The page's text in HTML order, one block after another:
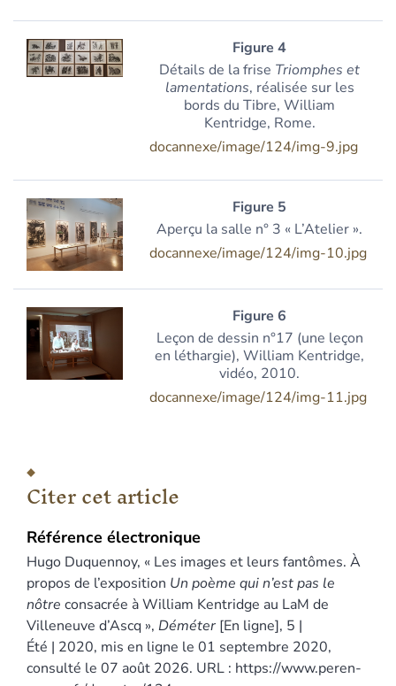
Figure 4
Détails de la frise Triomphes et
lamentations, réalisée sur les
bords du Tibre, William
Kentridge, Rome.
docannexe/image/124/img-9.jpg
Figure 5
Aperçu la salle n° 3 « L’Atelier ».
docannexe/image/124/img-10.jpg
Figure 6
Leçon de dessin n°17 (une leçon
en léthargie), William Kentridge,
vidéo, 2010.
docannexe/image/124/img-11.jpg
Citer cet article
Référence électronique
Hugo Duquennoy, « Les images et leurs fantômes. À
propos de l’exposition Un poème qui n’est pas le
nôtre consacrée à William Kentridge au LaM de
Villeneuve d’Ascq », Déméter [En ligne], 5 |
Été | 2020, mis en ligne le 01 septembre 2020,
consulté le 07 août 2026. URL : https://www.peren-